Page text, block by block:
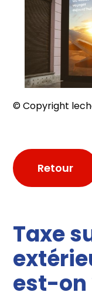
© Copyright
Retour
Taxe
est-on